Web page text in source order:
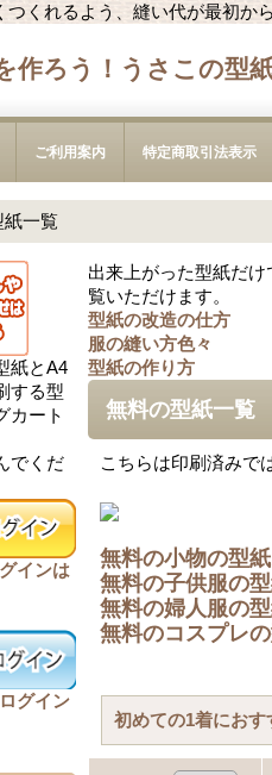
くれるよう、縫い代が最初
作ろう！うさこの型
ご利用案内 特定商取引法表示
紙一覧
紙とA4
する型
カート
でくだ
インは
グイン
出来上がった型紙だ
覧いただけます。
型紙の改造の仕方
服の縫い方色々
型紙の作り方
無料の型紙一覧
こちらは印刷済みで
無料の小物の型紙
無料の子供服の
無料の婦人服の
無料のコスプレ